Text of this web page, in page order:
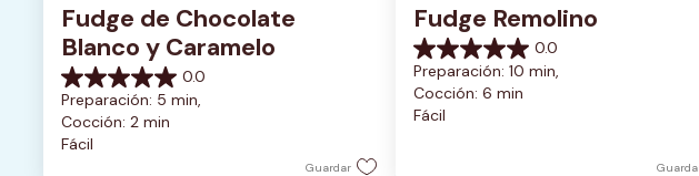
Fudge de Chocolate
Blanco y Caramelo
0.0
0.0
de
5
estrellas.
Preparación: 5 min,
Cocción: 2 min
Fácil
Guardar
Fudge Remolino
0.0
0.0
de
5
estrellas.
Preparación: 10 min,
Cocción: 6 min
Fácil